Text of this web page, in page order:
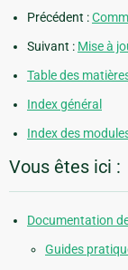
Précédent :
Suivant : Mise à
Table des
Index général
Index des
Vous êtes ici :
Documentation
Guides